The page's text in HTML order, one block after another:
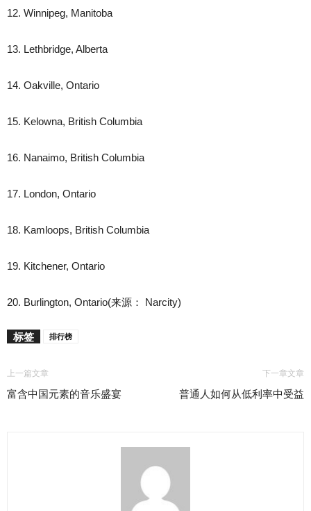
12. Winnipeg, Manitoba
13. Lethbridge, Alberta
14. Oakville, Ontario
15. Kelowna, British Columbia
16. Nanaimo, British Columbia
17. London, Ontario
18. Kamloops, British Columbia
19. Kitchener, Ontario
20. Burlington, Ontario(来源： Narcity)
标签 排行榜
上一篇文章
富含中国元素的音乐盛宴
下一章文章
普通人如何从低利率中受益